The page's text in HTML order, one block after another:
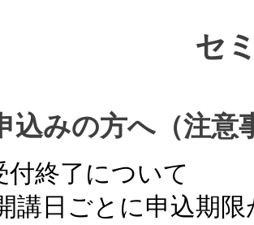
セ
込みの方へ（注意
終了について
日ごとに申込期限